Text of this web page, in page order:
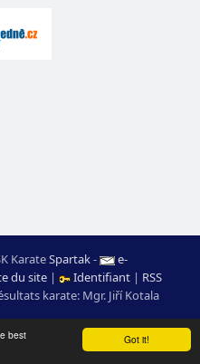
Got it!
best
KarateSpartak-
e-
du site| Identifiant | RSS
karate: Mgr. Jiří Kotala